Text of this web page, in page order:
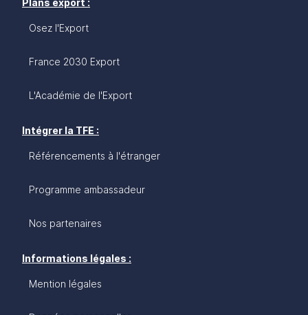
Plans export :
Osez l'Export
France 2030 Export
L'Académie de l'Export
Intégrer la TFE :
Référencements à l'étranger
Programme ambassadeur
Nos partenaires
Informations légales :
Mention légales